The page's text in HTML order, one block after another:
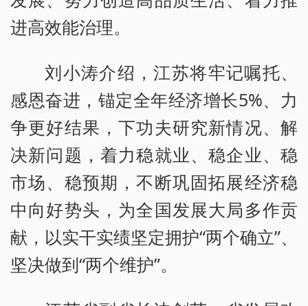
进高效能治理。
刘小涛介绍，江苏将牢记嘱托、
感恩奋进，锚定全年经济增长5%、力
争更好结果，下功夫研究新情况、解
决新问题，着力稳就业、稳企业、稳
市场、稳预期，不断巩固拓展经济稳
中向好势头，为全国发展大局多作贡
献，以实干实绩坚定拥护“两个确立”、
坚决做到“两个维护”。